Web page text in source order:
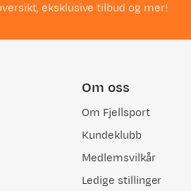
eksklusive tilbud og mer!
Om oss
Om Fjellsport
Kundeklubb
Medlemsvilkår
Ledige stillinger